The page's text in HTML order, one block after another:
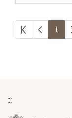
第一頁上一頁
1
:::